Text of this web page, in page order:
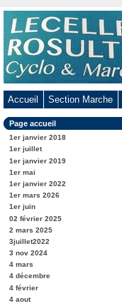
Aller
au
contenu
-
Aller
menu
principal
-
Aller
à
la
recherche
Accueil Section Marche
Dans
la
rubrique
:
Page accueil
1er janvier 2018
1er juillet
1er janvier 2019
1er mai
1er janvier 2022
1er mars 2026
1er juin
02 février 2025
2 mars 2025
3juillet2022
3 nov 2024
4 mars
4 décembre
4 février
4 aout